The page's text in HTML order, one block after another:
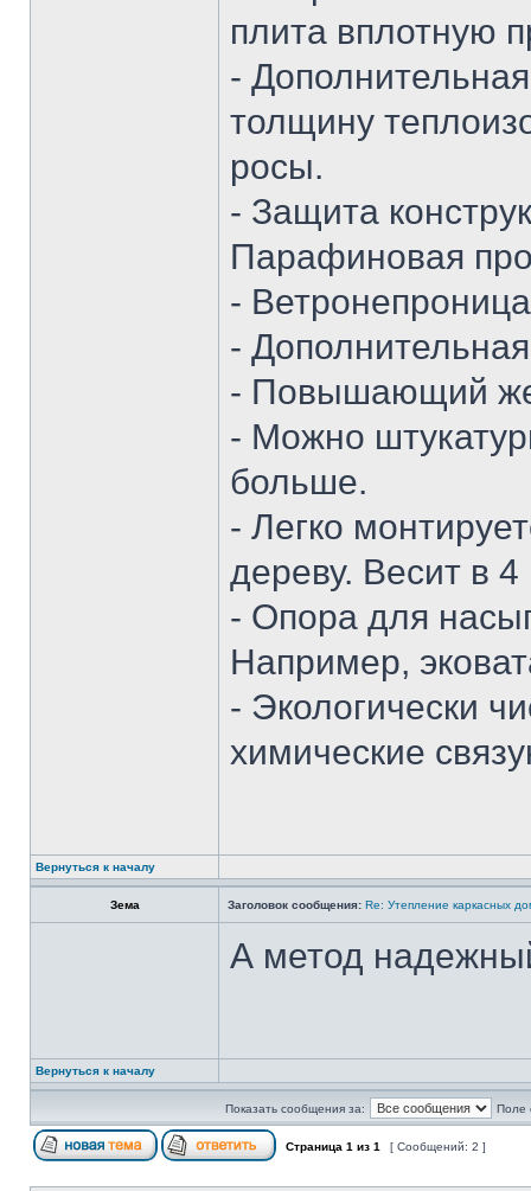
плита вплотную
-
толщину
росы.
- Защита
Парафиновая
-
-
- Повышающий
- Можно
больше.
- Легко
дереву. Весит в
- Опора для
Например,
- Экологически
химические
Вернуться к началу
Зема Заголовок сообщения: Re: Утепление каркасных
А метод
Вернуться к началу
Показать сообщения за: Поле
Страница 1 из 1 [ Сообщений: 2 ]